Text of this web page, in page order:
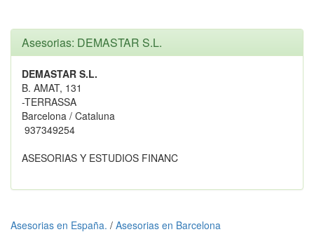
Asesorias: DEMASTAR S.L.
DEMASTAR S.L.
B. AMAT, 131
-TERRASSA
Barcelona / Cataluna
937349254
ASESORIAS Y ESTUDIOS FINANC
Asesorias en España. / Asesorias en Barcelona